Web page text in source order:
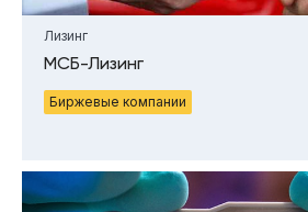
Лизинг
МСБ-Лизинг
Биржевые компании